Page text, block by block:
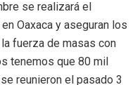
se realizará el
Oaxaca y aseguran los
fuerza de masas con
tenemos que 80 mil
reunieron el pasado 3